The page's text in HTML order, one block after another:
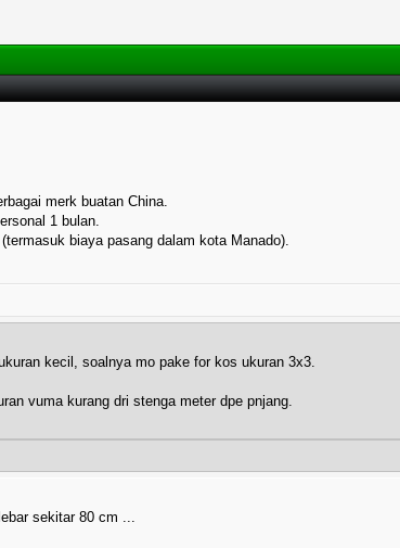
merk buatan China.
1 bulan.
biaya pasang dalam kota Manado).
kecil, soalnya mo pake for kos ukuran 3x3.
vuma kurang dri stenga meter dpe pnjang.
sekitar 80 cm ...